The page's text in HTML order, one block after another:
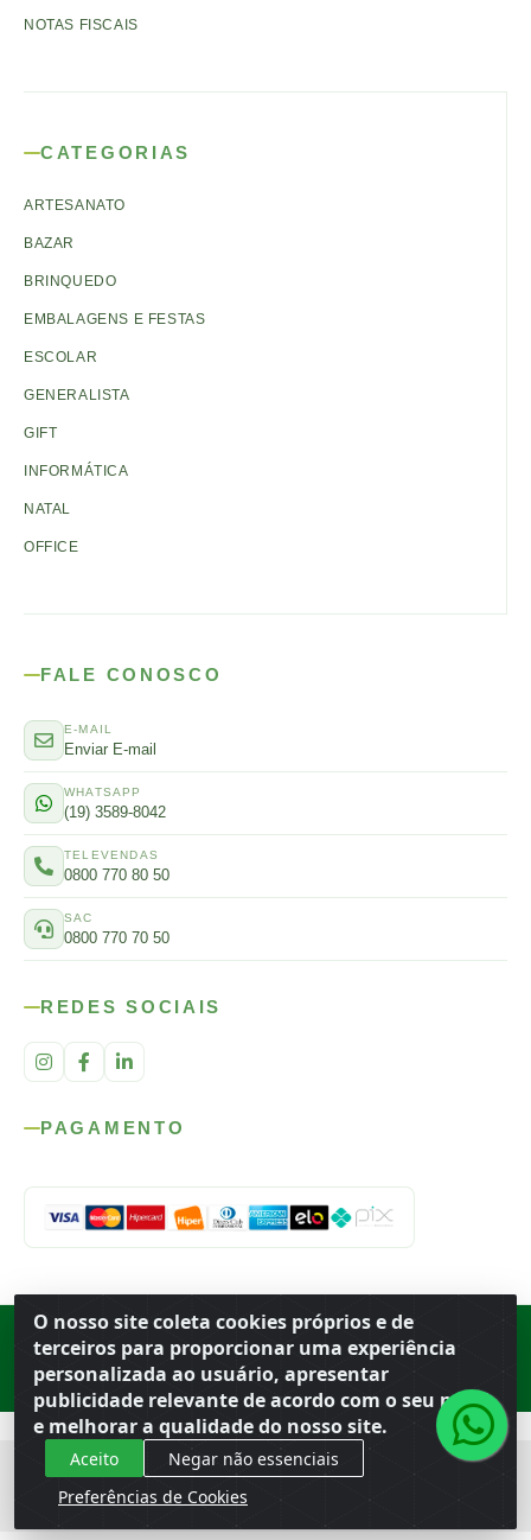
O nosso site coleta cookies próprios e de
terceiros para proporcionar uma experiência
personalizada ao usuário, apresentar
publicidade relevante de acordo com o seu perfil
e melhorar a qualidade do nosso site.
Aceito
Negar não essenciais
Preferências de Cookies
NOTAS FISCAIS
CATEGORIAS
ARTESANATO
BAZAR
BRINQUEDO
EMBALAGENS E FESTAS
ESCOLAR
GENERALISTA
GIFT
INFORMÁTICA
NATAL
OFFICE
FALE CONOSCO
E-MAIL
Enviar E-mail
WHATSAPP
(19) 3589-8042
TELEVENDAS
0800 770 80 50
SAC
0800 770 70 50
REDES SOCIAIS
PAGAMENTO
Rod. SP-215, s/n, km 98 — Área Rural Porto Ferreira ·BR
· CEP
· CNPJ 56.679.863/0001-91
© 2026 Atacado Ideal